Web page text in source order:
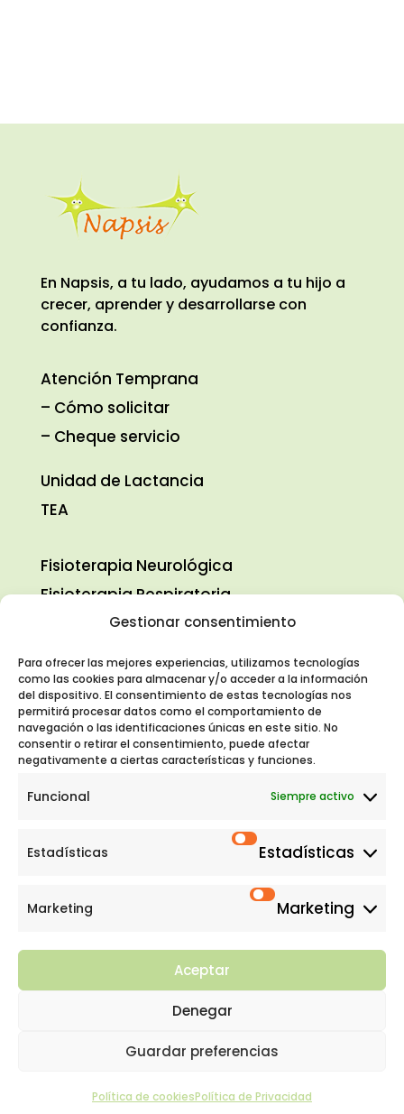
Gestionar consentimiento
Para ofrecer las mejores experiencias, utilizamos tecnologías
como las cookies para almacenar y/o acceder a la información
del dispositivo. El consentimiento de estas tecnologías nos
permitirá procesar datos como el comportamiento de
navegación o las identificaciones únicas en este sitio. No
consentir o retirar el consentimiento, puede afectar
negativamente a ciertas características y funciones.
Funcional Siempre activo
Estadísticas Estadísticas
Marketing Marketing
Aceptar
Denegar
Guardar preferencias
Política de cookiesPolítica de Privacidad
En Napsis, a tu lado, ayudamos a tu hijo a
crecer, aprender y desarrollarse con
confianza.
Atención Temprana
– Cómo solicitar
– Cheque servicio
Unidad de Lactancia
TEA
Fisioterapia Neurológica
Fisioterapia Respiratoria
Fisioterapia Pediátrica
Terapia Ocupacional
Psicología
 C/ Valcarlos, 9 local 5. 28050 Madrid
 centronapsis@hotmail.com
Terapias Infantiles Napsis
Política de privacidad–Política de